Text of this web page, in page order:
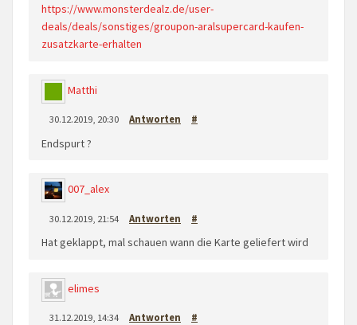
https://www.monsterdealz.de/user-
deals/deals/sonstiges/groupon-aralsupercard-kaufen-
zusatzkarte-erhalten
Matthi
30.12.2019, 20:30 Antworten #
Endspurt ?
007_alex
30.12.2019, 21:54 Antworten #
Hat geklappt, mal schauen wann die Karte geliefert wird
elimes
31.12.2019, 14:34 Antworten #